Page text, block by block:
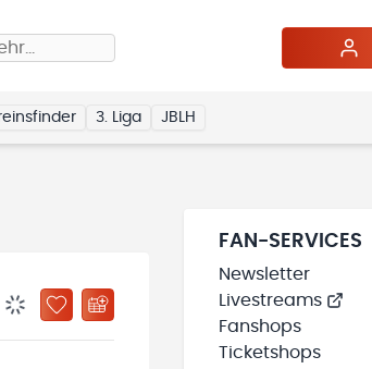
3. Liga JBLH
BENACHRICHTIGUNGSSTATUS WIRD GELADEN
ZU „MEINE TEAMS“ HINZUFÜGEN
FAN-SERVICES
Newsletter
Livestreams
Fanshops
Ticketshops